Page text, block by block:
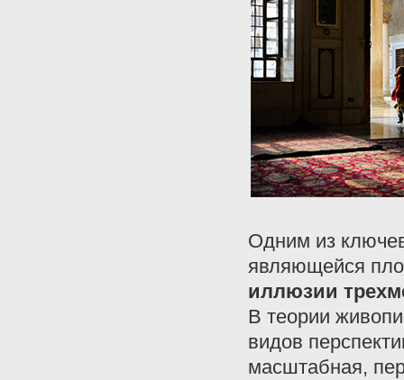
Одним из
являющейся
иллюзии
В теории
видов
масштабная,